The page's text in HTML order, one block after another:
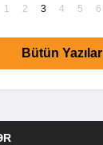
1 2 3 4 5 6
Bütün Yazılar